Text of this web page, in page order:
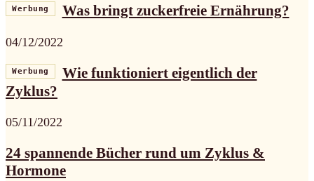
Werbung Was bringt zuckerfreie Ernährung?
04/12/2022
Werbung
Wie funktioniert eigentlich der
Zyklus?
05/11/2022
24 spannende Bücher rund um Zyklus &
Hormone